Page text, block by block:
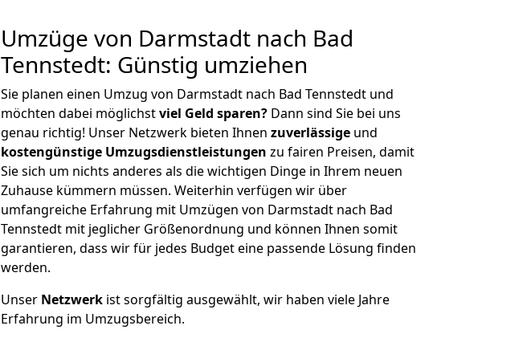
Umzüge von Darmstadt nach Bad
Tennstedt: Günstig umziehen
Sie planen einen Umzug von Darmstadt nach Bad Tennstedt und
möchten dabei möglichstviel Geld sparen? Dann sind Sie bei uns
genau richtig! Unser Netzwerk bieten Ihnen zuverlässige und
kostengünstige Umzugsdienstleistungen zu fairen Preisen, damit
Sie sich um nichts anderes als die wichtigen Dinge in Ihrem neuen
Zuhause kümmern müssen. Weiterhin verfügen wir über
umfangreiche Erfahrung mit Umzügen von Darmstadt nach Bad
Tennstedt mit jeglicher Größenordnung und können Ihnen somit
garantieren, dass wir für jedes Budget eine passende Lösung finden
werden.
Unser Netzwerk ist sorgfältig ausgewählt, wir haben viele Jahre
Erfahrung im Umzugsbereich.